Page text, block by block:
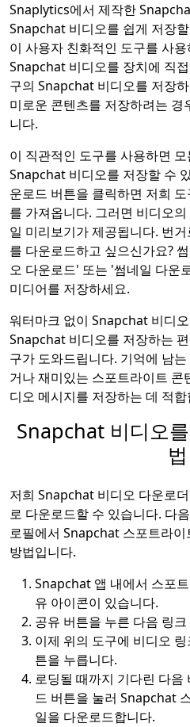
Snaplytics에서 제작한
Snapchat 비디오를 쉽게 저장
이 사용자 친화적인 도구를 사
Snapchat 비디오를 장치에 직
구의 Snapchat 비디오를 저장
미로운 콘텐츠를 저장하려는 경
니다.
이 직관적인 도구를 사용하면
Snapchat 비디오를 저장할 수
운로드 버튼을 클릭하면 저희
를 가져옵니다. 그러면 비디오
일 미리보기가 제공됩니다. 번
를 다운로드하고 싶으신가요?
오 다운로드' 또는 '썸네일 다운
미디어를 저장하세요.
워터마크 없이 Snapchat 비디
Snapchat 비디오를 저장하는
구가 도와드립니다. 기억에 남
거나 재미있는 스포트라이트 콘
디오 메시지를 저장하는 데 적
Snapchat 비디오
법
저희 Snapchat 비디오 다운로
로 다운로드할 수 있습니다. 다
로필에서 Snapchat 스포트라
방법입니다.
Snapchat 앱 내에서 스포
유 아이콘이 있습니다.
공유 버튼을 누른 다음 링
이제 위의 도구에 비디오
튼을 누릅니다.
로딩될 때까지 기다린 다음
드 버튼을 눌러 Snapchat
일을 다운로드합니다.